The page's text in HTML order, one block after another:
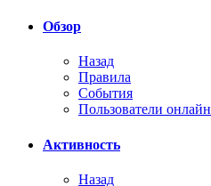
Обзор
Назад
Правила
События
Пользователи онлайн
Активность
Назад